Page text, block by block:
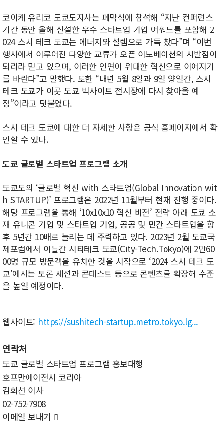
코이케 유리코 도쿄도지사는 폐막식에 참석해 “지난 컨퍼런스
기간 동안 올해 신설한 우수 스타트업 기업 어워드를 포함해 2
024 스시 테크 도쿄는 에너지와 설렘으로 가득 찼다”며 “이번
행사에서 이루어진 다양한 교류가 오픈 이노베이션의 시발점이
되리라 믿고 있으며, 이러한 인연이 위대한 혁신으로 이어지기
를 바란다”고 말했다. 또한 “내년 5월 8일과 9일 양일간, 스시
테크 도쿄가 이곳 도쿄 빅사이트 전시장에 다시 찾아올 예
정”이라고 덧붙였다.
스시 테크 도쿄에 대한 더 자세한 사항은 공식 홈페이지에서 확
인할 수 있다.
도쿄 글로벌 스타트업 프로그램 소개
도쿄도의 ‘글로벌 혁신 with 스타트업(Global Innovation wit
h STARTUP)’ 프로그램은 2022년 11월부터 현재 진행 중이다.
해당 프로그램을 통해 ‘10x10x10 혁신 비전’ 전략 아래 도쿄 소
재 유니콘 기업 및 스타트업 기업, 공공 및 민간 스타트업을 향
후 5년간 10배로 늘리는 데 주력하고 있다. 2023년 2월 도쿄국
제포럼에서 이틀간 시티테크 도쿄(City-Tech.Tokyo)에 2만60
00명 규모 방문객을 유치한 것을 시작으로 ‘2024 스시 테크 도
쿄’에서는 토론 세션과 콘테스트 등으로 콘텐츠를 확장해 수준
을 높일 예정이다.
웹사이트: https://sushitech-startup.metro.tokyo.lg...
연락처
도쿄 글로벌 스타트업 프로그램 홍보대행
호프만에이전시 코리아
김희선 이사
02-752-7908
이메일 보내기 